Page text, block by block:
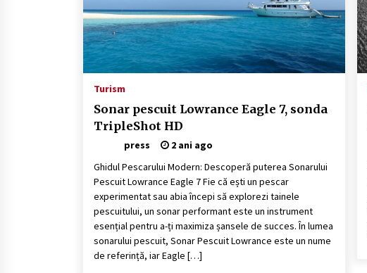
Turism
Sonar pescuit Lowrance Eagle 7, sonda
TripleShot HD
press
2 ani ago
Ghidul Pescarului Modern: Descoperă puterea Sonarului
Pescuit Lowrance Eagle 7 Fie că ești un pescar
experimentat sau abia începi să explorezi tainele
pescuitului, un sonar performant este un instrument
esențial pentru a-ți maximiza șansele de succes. În lumea
sonarului pescuit, Sonar Pescuit Lowrance este un nume
de referință, iar Eagle […]